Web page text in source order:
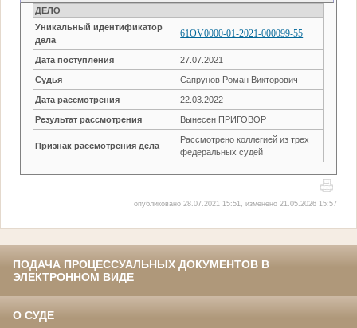
ДЕЛО
Уникальный идентификатор
дела
61OV0000-01-2021-000099-55
Дата поступления 27.07.2021
Судья Сапрунов Роман Викторович
Дата рассмотрения 22.03.2022
Результат рассмотрения Вынесен ПРИГОВОР
Признак рассмотрения дела
Рассмотрено коллегией из трех
федеральных судей
опубликовано 28.07.2021 15:51, изменено 21.05.2026 15:57
ПОДАЧА ПРОЦЕССУАЛЬНЫХ ДОКУМЕНТОВ В
ЭЛЕКТРОННОМ ВИДЕ
О СУДЕ